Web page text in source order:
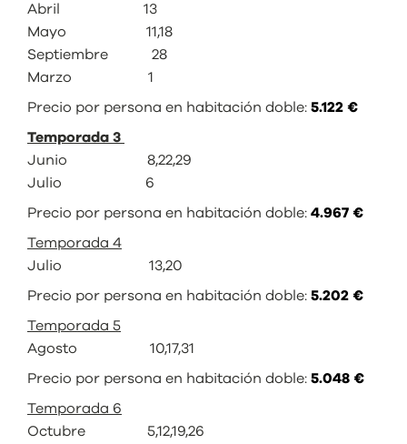
Abril 13
Mayo 11,18
Septiembre 28
Marzo 1
Precio por persona en habitación doble: 5.122 €
Temporada 3
Junio 8,22,29
Julio 6
Precio por persona en habitación doble: 4.967 €
Temporada 4
Julio 13,20
Precio por persona en habitación doble: 5.202 €
Temporada 5
Agosto 10,17,31
Precio por persona en habitación doble: 5.048 €
Temporada 6
Octubre 5,12,19,26